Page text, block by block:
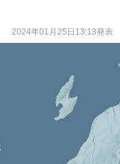
2024年01月25日13:13発表